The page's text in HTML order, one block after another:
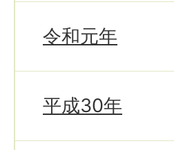
令和元年
平成30年